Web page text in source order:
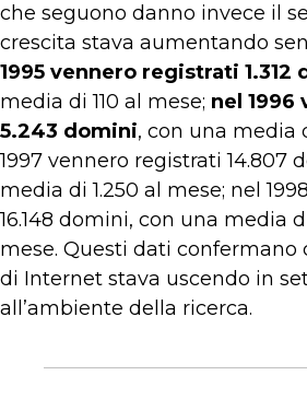
che seguono danno invece il
crescita stava aumentando
1995 vennero registrati 1.312
media di 110 al mese; nel
5.243 domini, con una media
1997 vennero registrati 14.807
media di 1.250 al mese; nel
16.148 domini, con una media
mese. Questi dati confermano
di Internet stava uscendo in
all’ambiente della ricerca.